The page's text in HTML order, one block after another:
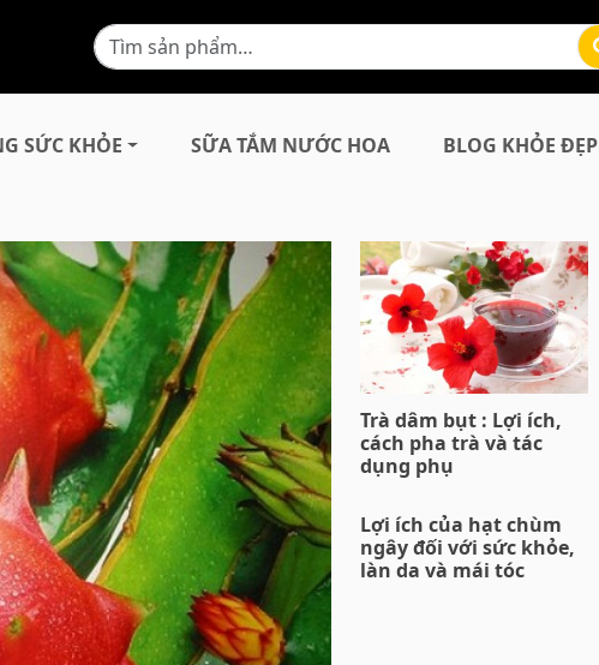
SỨC KHỎE SỮA TẮM NƯỚC HOA BLOG KHỎE ĐẸP
Trà dâm bụt : Lợi ích,
cách pha trà và tác
dụng phụ
Lợi ích của hạt chùm
ngây đối với sức khỏe,
làn da và mái tóc